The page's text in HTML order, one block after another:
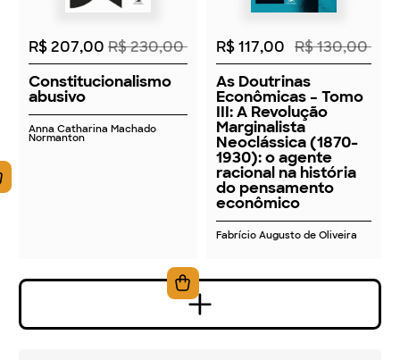
R$ 207,00 R$ 230,00
Constitucionalismo
abusivo
Anna Catharina Machado
Normanton
R$ 117,00 R$ 130,00
As Doutrinas
Econômicas – Tomo
III: A Revolução
Marginalista
Neoclássica (1870-
1930): o agente
racional na história
do pensamento
econômico
Fabrício Augusto de Oliveira